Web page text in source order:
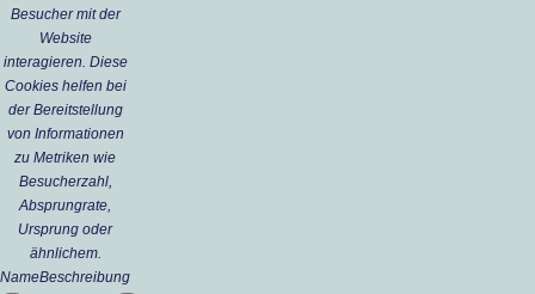
Besucher mit der
Website
interagieren. Diese
Cookies helfen bei
der Bereitstellung
von Informationen
zu Metriken wie
Besucherzahl,
Absprungrate,
Ursprung oder
ähnlichem.
NameBeschreibung